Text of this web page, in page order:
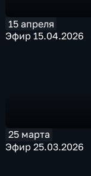
15 апреля
Эфир 15.04.2026
25 марта
Эфир 25.03.2026